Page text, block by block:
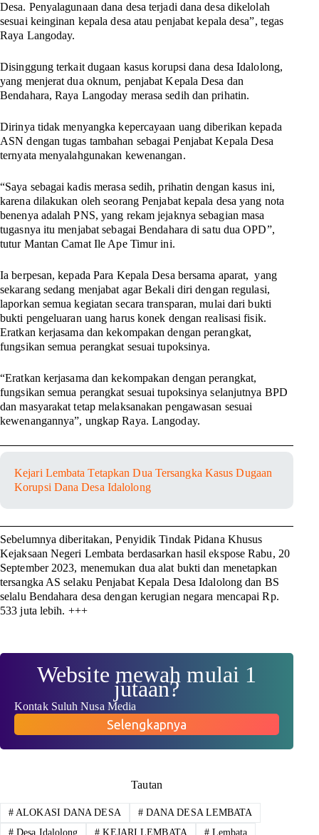
Desa. Penyalagunaan dana desa terjadi dana desa dikelolah
sesuai keinginan kepala desa atau penjabat kepala desa”, tegas
Raya Langoday.
Disinggung terkait dugaan kasus korupsi dana desa Idalolong,
yang menjerat dua oknum, penjabat Kepala Desa dan
Bendahara, Raya Langoday merasa sedih dan prihatin.
Dirinya tidak menyangka kepercayaan uang diberikan kepada
ASN dengan tugas tambahan sebagai Penjabat Kepala Desa
ternyata menyalahgunakan kewenangan.
“Saya sebagai kadis merasa sedih, prihatin dengan kasus ini,
karena dilakukan oleh seorang Penjabat kepala desa yang nota
benenya adalah PNS, yang rekam jejaknya sebagian masa
tugasnya itu menjabat sebagai Bendahara di satu dua OPD”,
tutur Mantan Camat Ile Ape Timur ini.
Ia berpesan, kepada Para Kepala Desa bersama aparat, yang
sekarang sedang menjabat agar Bekali diri dengan regulasi,
laporkan semua kegiatan secara transparan, mulai dari bukti
bukti pengeluaran uang harus konek dengan realisasi fisik.
Eratkan kerjasama dan kekompakan dengan perangkat,
fungsikan semua perangkat sesuai tupoksinya.
“Eratkan kerjasama dan kekompakan dengan perangkat,
fungsikan semua perangkat sesuai tupoksinya selanjutnya BPD
dan masyarakat tetap melaksanakan pengawasan sesuai
kewenangannya”, ungkap Raya. Langoday.
Kejari Lembata Tetapkan Dua Tersangka Kasus Dugaan
Korupsi Dana Desa Idalolong
Sebelumnya diberitakan, Penyidik Tindak Pidana Khusus
Kejaksaan Negeri Lembata berdasarkan hasil ekspose Rabu, 20
September 2023, menemukan dua alat bukti dan menetapkan
tersangka AS selaku Penjabat Kepala Desa Idalolong dan BS
selalu Bendahara desa dengan kerugian negara mencapai Rp.
533 juta lebih. +++
Website mewah mulai 1
jutaan?
Kontak Suluh Nusa Media
Selengkapnya
Tautan
# ALOKASI DANA DESA #DANA DESA LEMBATA
# Desa Idalolong # KEJARI LEMBATA #Lembata